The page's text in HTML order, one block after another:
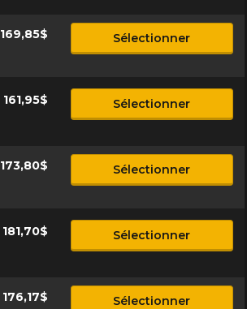
169,85$ Sélectionner
161,95$ Sélectionner
173,80$ Sélectionner
181,70$ Sélectionner
176,17$ Sélectionner